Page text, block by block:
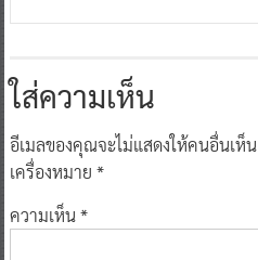
ใส่ความเห็น
อีเมลของคุณจะไม่แสดงให้คนอื่นเห็น
เครื่องหมาย *
ความเห็น*